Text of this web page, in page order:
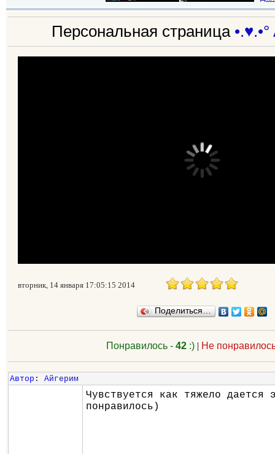
Персональная страница
вторник, 14 января 17:05:15 2014
Поделиться…
Понравилось -42 :) | Не
Автор : Айгерим
Чувствуется как тяжело дается
понравилось)